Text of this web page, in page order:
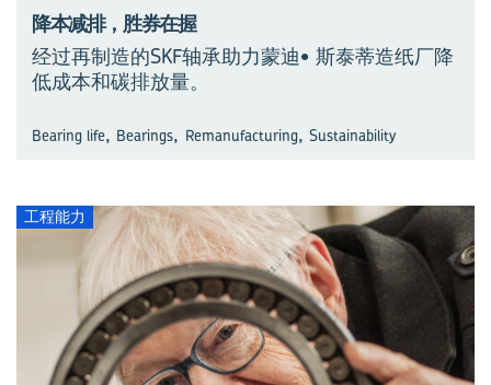
降本减排，胜券在握
经过再制造的SKF轴承助力蒙迪• 斯泰蒂造纸厂降
低成本和碳排放量。
Bearing life, Bearings, Remanufacturing, Sustainability
工程能力